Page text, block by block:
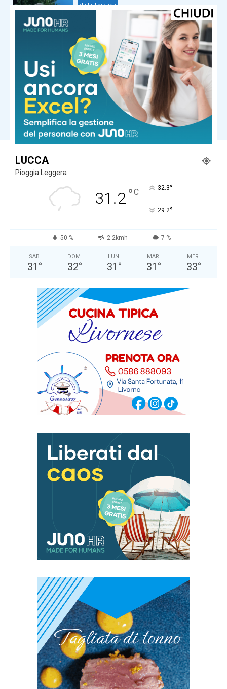
dalla Toscana
Renzi in Versiliana: “Il problema non
sono le primarie. Ma Meloni che
vuole andare al Quirinale con
Vannacci premier e Salvini al
Viminale”
dalla Toscana
Conte a Capalbio: “Le primarie siamo
d’accordo che si fanno. La politica
estera non può rimanere fuori dalle
primarie”
Carica altri
LUCCA
Pioggia Leggera
31.2°C 32.3°
29.2°
50 % 2.2kmh 7 %
SAB
31 °
DOM
32°
LUN
31 °
MAR
31 °
MER
33°